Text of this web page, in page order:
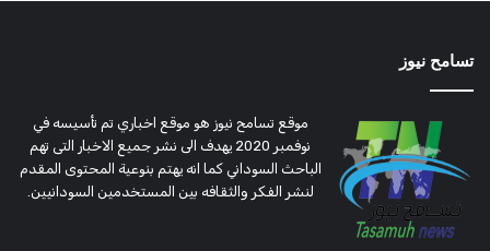
تسامح نيوز
موقع تسامح نيوز هو موقع اخباري تم تأسيسه في
نوفمبر 2020 يهدف الى نشر جميع الاخبار التى تهم
الباحث السوداني كما انه يهتم بنوعية المحتوى المقدم
لنشر الفكر والثقافه بين المستخدمين السودانيين.